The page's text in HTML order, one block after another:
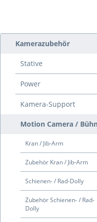
Kamerazubehör
Stative
Power
Kamera-Support
Motion Camera /
Kran / Jib-Arm
Zubehör Kran / Jib-Arm
Schienen- / Rad-Dolly
Zubehör Schienen- / Rad-
Dolly